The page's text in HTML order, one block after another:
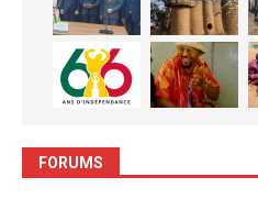
FORUMS